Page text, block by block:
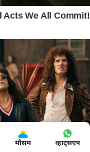
मौसम व्हाट्सएप